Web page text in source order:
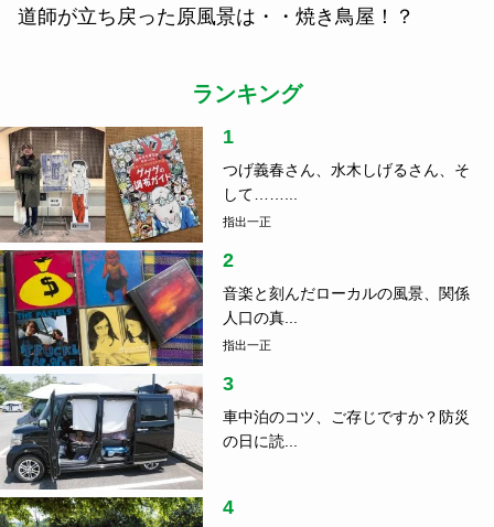
道師が立ち戻った原風景は・・焼き鳥屋！？
ランキング
1
つげ義春さん、水木しげるさん、そ
して……...
指出一正
2
音楽と刻んだローカルの風景、関係
人口の真...
指出一正
3
車中泊のコツ、ご存じですか？防災
の日に読...
4